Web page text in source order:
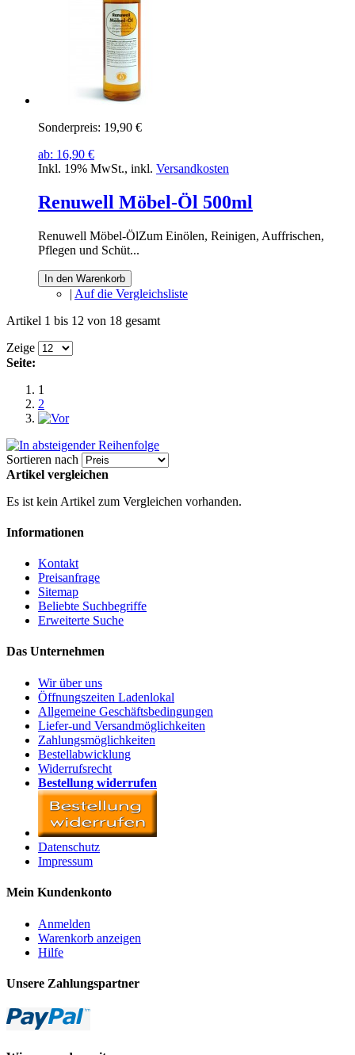
Sonderpreis: 19,90 €
ab: 16,90 €
Inkl. 19% MwSt., inkl. Versandkosten
Renuwell Möbel-Öl 500ml
Renuwell Möbel-ÖlZum Einölen, Reinigen, Auffrischen,
Pflegen und Schüt...
In den Warenkorb
| Auf die Vergleichsliste
Artikel 1 bis 12 von 18 gesamt
Zeige
Seite:
1
2
Sortieren nach
Artikel vergleichen
Es ist kein Artikel zum Vergleichen vorhanden.
Informationen
Kontakt
Preisanfrage
Sitemap
Beliebte Suchbegriffe
Erweiterte Suche
Das Unternehmen
Wir über uns
Öffnungszeiten Ladenlokal
Allgemeine Geschäftsbedingungen
Liefer-und Versandmöglichkeiten
Zahlungsmöglichkeiten
Bestellabwicklung
Widerrufsrecht
Bestellung widerrufen
Datenschutz
Impressum
Mein Kundenkonto
Anmelden
Warenkorb anzeigen
Hilfe
Unsere Zahlungspartner